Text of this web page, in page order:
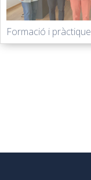
Formació i